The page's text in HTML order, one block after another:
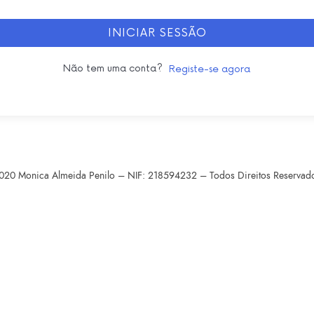
INICIAR SESSÃO
Não tem uma conta? Registe-se agora
Monica Almeida Penilo – NIF: 218594232 – Todos Direitos